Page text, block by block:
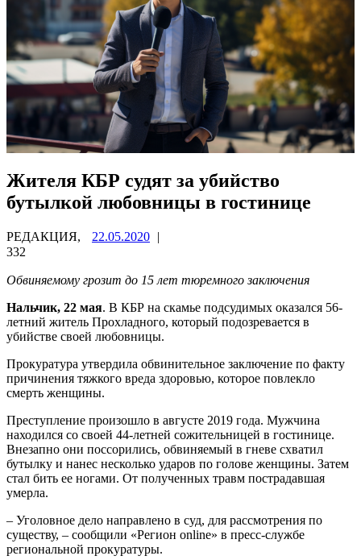
Жителя КБР судят за убийство
бутылкой любовницы в гостинице
РЕДАКЦИЯ, 22.05.2020 |
332
Обвиняемому грозит до 15 лет тюремного заключения
Нальчик, 22 мая. В КБР на скамье подсудимых оказался 56-
летний житель Прохладного, который подозревается в
убийстве своей любовницы.
Прокуратура утвердила обвинительное заключение по факту
причинения тяжкого вреда здоровью, которое повлекло
смерть женщины.
Преступление произошло в августе 2019 года. Мужчина
находился со своей 44-летней сожительницей в гостинице.
Внезапно они поссорились, обвиняемый в гневе схватил
бутылку и нанес несколько ударов по голове женщины. Затем
стал бить ее ногами. От полученных травм пострадавшая
умерла.
– Уголовное дело направлено в суд, для рассмотрения по
существу, – сообщили «Регион online» в пресс-службе
региональной прокуратуры.